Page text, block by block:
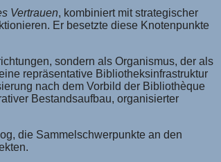
Vertrauen, kombiniert mit strategischer
Er besetzte diese Knotenpunkte
sondern als Organismus, der als
repräsentative Bibliotheksinfrastruktur
nach dem Vorbild der Bibliothèque
Bestandsaufbau, organisierter
die Sammelschwerpunkte an den